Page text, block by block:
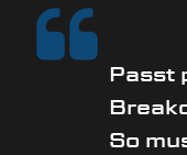
Passt
So